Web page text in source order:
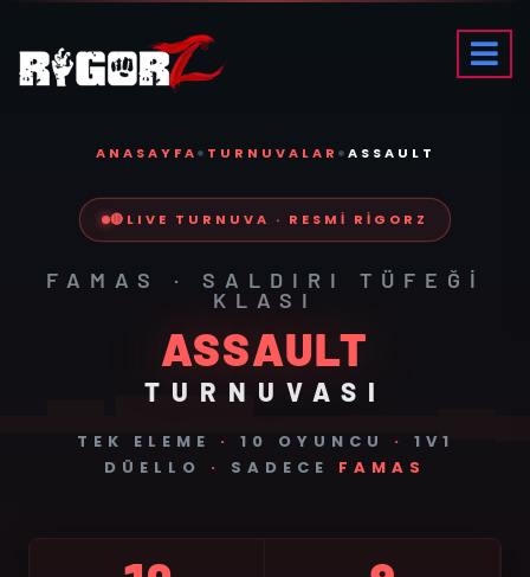
ANASAYFA TURNUVALAR ASSAULT
🔴 LIVE TURNUVA · RESMI RIGORZ
FAMAS · SALDIRI TÜFEĞI
KLASI
ASSAULT
TURNUVASI
TEK ELEME · 10 OYUNCU ·
1V1
DÜELLO · SADECE FAMAS